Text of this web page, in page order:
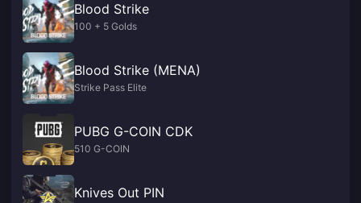
Blood Strike
100 + 5 Golds
Blood Strike (MENA)
Strike Pass Elite
PUBG G-COIN CDK
510 G-COIN
Knives Out PIN